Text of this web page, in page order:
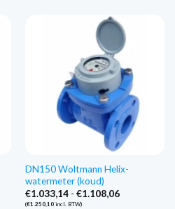
DN150 Woltmann Helix-
watermeter (koud)
€1.033,14 - €1.108,06Prijsklasse:
(€1.250,10incl. BTW)